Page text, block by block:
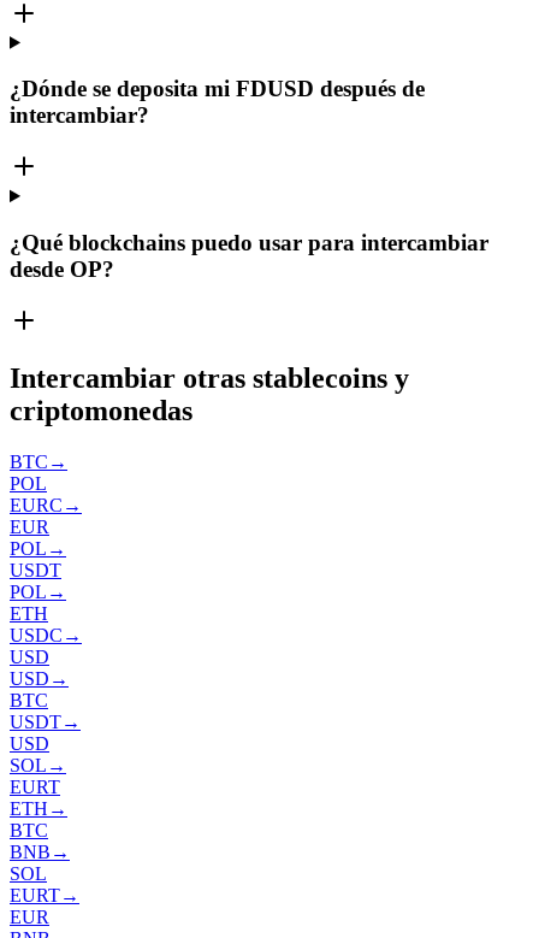
¿Dónde se deposita mi FDUSD después de
intercambiar?
¿Qué blockchains puedo usar para intercambiar
desde OP?
Intercambiar otras stablecoins y
criptomonedas
BTC →
POL
EURC →
EUR
POL →
USDT
POL →
ETH
USDC →
USD
USD →
BTC
USDT→
USD
SOL →
EURT
ETH →
BTC
BNB →
SOL
EURT→
EUR